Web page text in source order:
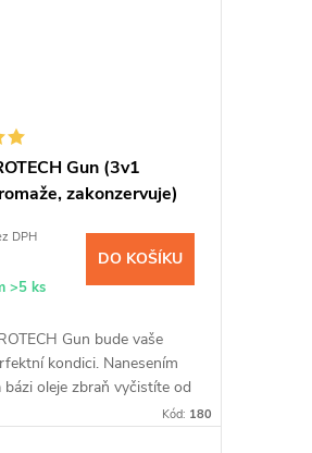
Gun (3v1
zakonzervuje)
DPH
>5 ks
DO KOŠÍKU
Gun bude vaše
kondici. Nanesením
oleje zbraň vyčistíte od
Kód: 180